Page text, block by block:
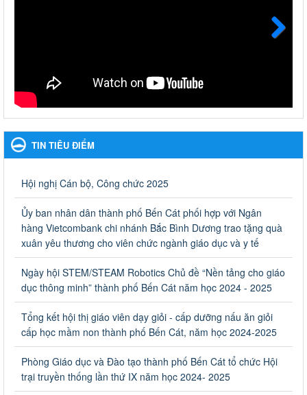
Nhắc nhỡ thực hiện thanh toán không dùng tiền mặt các
khoản thu trong nhà trường năm học 2023-2024 và các năm
Ngày ban hành: 27/09/2023
Hưởng ứng cuộc thi Tìm hiểu Luật Phòng, chống ma túy
Hưởng ứng cuộc thi Tìm hiểu Luật Phòng, chống ma túy
Ngày ban hành: 06/09/2023
bổng, hỗ trợ của Chương trình "Tiếp sức đến trường" năm
học 2023-2024
Về việc thống kê, lập danh sách đề xuất học sinh nhận học bổng,
hỗ trợ của Chương trình "Tiếp sức đến trường" năm học 2023-
2024
Triển khai Kế hoạch Triển khai các hoạt động hưởng ứng
phong trào vệ sinh yêu nước nâng cao sức khỏe nhân dân
năm 2023
Triển khai Kế hoạch Triển khai các hoạt động hưởng ứng phong
trào vệ sinh yêu nước nâng cao sức khỏe nhân dân năm 2023
Ngày ban hành: 10/08/2023
TIN TIÊU ĐIỂM
Hội nghị Cán bộ, Công chức 2025
Ủy ban nhân dân thành phố Bến Cát phối hợp với Ngân
hàng Vietcombank chi nhánh Bắc Bình Dương trao tặng quà
xuân yêu thương cho viên chức ngành giáo dục và y tế
Ngày hội STEM/STEAM Robotics Chủ đề “Nền tảng cho giáo
dục thông minh” thành phố Bến Cát năm học 2024 - 2025
Tổng kết hội thị giáo viên dạy giỏi - cấp dưỡng nấu ăn giỏi
cấp học mầm non thành phố Bến Cát, năm học 2024-2025
Phòng Giáo dục và Đào tạo thành phố Bến Cát tổ chức Hội
trại truyền thống lần thứ IX năm học 2024- 2025